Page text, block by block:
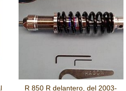
R 850 R delantero, del 2003-